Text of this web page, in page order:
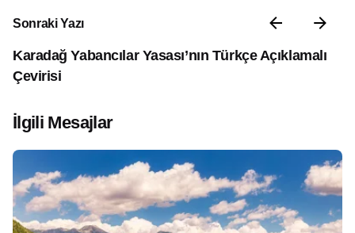
Sonraki Yazı
Karadağ Yabancılar Yasası’nın Türkçe Açıklamalı
Çevirisi
İlgili Mesajlar